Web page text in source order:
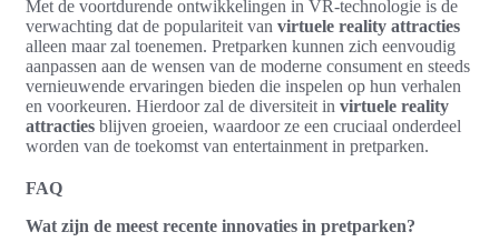
Met de voortdurende ontwikkelingen in VR-technologie is de
verwachting dat de populariteit van virtuele reality attracties
alleen maar zal toenemen. Pretparken kunnen zich eenvoudig
aanpassen aan de wensen van de moderne consument en steeds
vernieuwende ervaringen bieden die inspelen op hun verhalen
en voorkeuren. Hierdoor zal de diversiteit in virtuele reality
attracties blijven groeien, waardoor ze een cruciaal onderdeel
worden van de toekomst van entertainment in pretparken.
FAQ
Wat zijn de meest recente innovaties in pretparken?